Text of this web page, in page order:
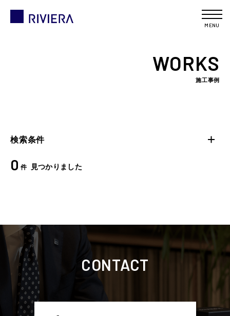
MENU
WORKS
施工事例
0 件 見つかりました
検索条件
CONTACT